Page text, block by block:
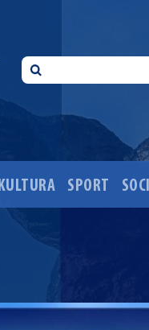
KULTURA SPORT
milijuna eura
rekordan broj djece, te najavio